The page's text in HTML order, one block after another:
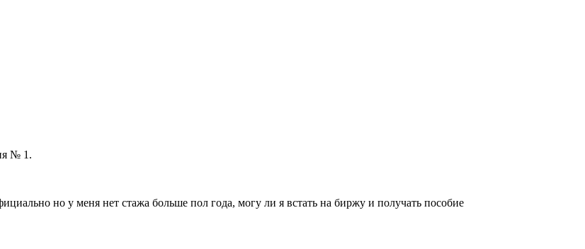
№ 1.
но у меня нет стажа больше пол года, могу ли я встать на биржу и получать пособие